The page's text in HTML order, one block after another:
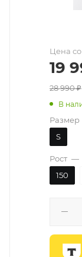
Цена
19
28 990₽
В
Размер
S
Рост —
150